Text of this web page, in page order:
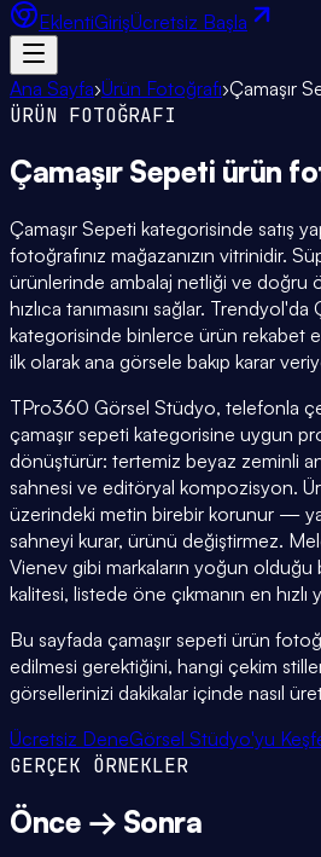
EklentiGirişÜcretsiz Başla
Ana Sayfa›Ürün Fotoğrafı›Çamaşır
ÜRÜN FOTOĞRAFI
Çamaşır Sepeti ürün
Çamaşır Sepeti kategorisinde satış
fotoğrafınız mağazanızın vitrinidir.
ürünlerinde ambalaj netliği ve doğru
hızlıca tanımasını sağlar. Trendyol'da
kategorisinde binlerce ürün rekabet
ilk olarak ana görsele bakıp karar
TPro360 Görsel Stüdyo, telefonla
çamaşır sepeti kategorisine uygun
dönüştürür: tertemiz beyaz zeminli
sahnesi ve editöryal kompozisyon.
üzerindeki metin birebir korunur —
sahneyi kurar, ürünü değiştirmez.
Vienev gibi markaların yoğun
kalitesi, listede öne çıkmanın en hızlı
Bu sayfada çamaşır sepeti ürün
edilmesi gerektiğini, hangi çekim
görsellerinizi dakikalar içinde nasıl
Ücretsiz DeneGörsel Stüdyo'yu
GERÇEK ÖRNEKLER
Önce → Sonra